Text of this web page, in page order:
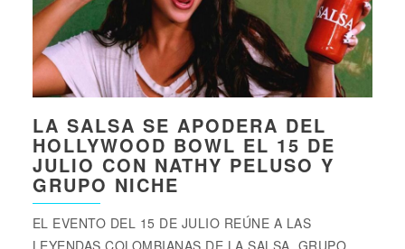
LA SALSA SE APODERA DEL
HOLLYWOOD BOWL EL 15 DE
JULIO CON NATHY PELUSO Y
GRUPO NICHE
EL EVENTO DEL 15 DE JULIO REÚNE A LAS